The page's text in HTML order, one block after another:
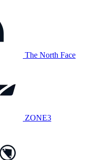
The North Face
ZONE3